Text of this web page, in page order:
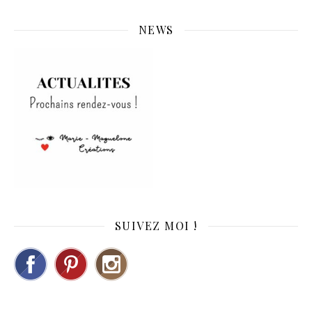
NEWS
SUIVEZ MOI !